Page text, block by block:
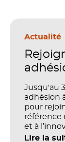
Actualité
Jusqu'au
adhésion
pour
référence
et à
Lire la